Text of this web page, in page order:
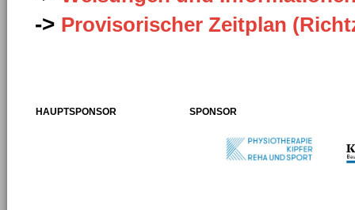
-> Provisorischer Zeitplan
HAUPTSPONSOR SPONSOR